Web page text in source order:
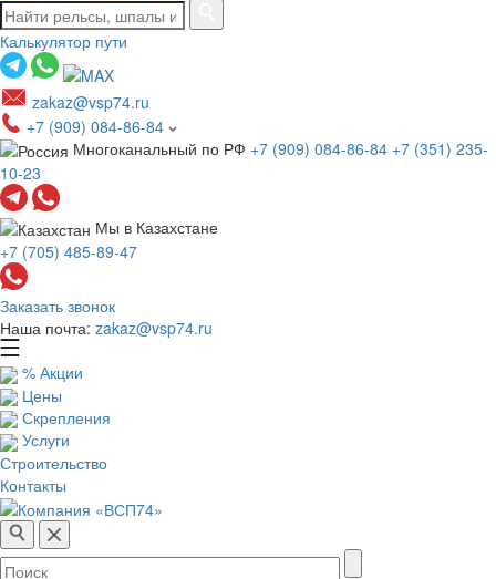
Калькулятор пути
zakaz@vsp74.ru
+7 (909) 084-86-84
Многоканальный по РФ +7 (909) 084-86-84 +7 (351) 235-
10-23
Мы в Казахстане
+7 (705) 485-89-47
Заказать звонок
Наша почта: zakaz@vsp74.ru
% Акции
Цены
Скрепления
Услуги
Строительство
Контакты